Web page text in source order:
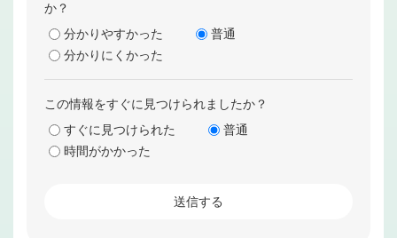
か？
分かりやすかった
普通
分かりにくかった
この情報をすぐに見つけられましたか？
すぐに見つけられた
普通
時間がかかった